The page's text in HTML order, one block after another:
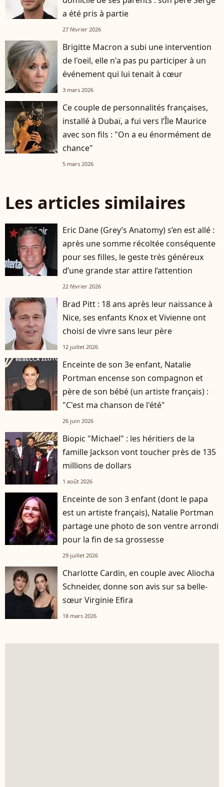
a été pris à partie
27 février 2026
Brigitte Macron a subi une intervention
de l'oeil, elle n'a pas pu participer à un
événement qui lui tenait à cœur
3 mars 2026
Ce couple de personnalités françaises,
installé à Dubaï, a fui vers l’Île Maurice
avec son fils : "On a eu énormément de
chance"
5 mars 2026
Les articles similaires
Eric Dane (Grey’s Anatomy) s’en est allé :
après une somme récoltée conséquente
pour ses filles, le geste très généreux
d’une grande star attire l’attention
22 février 2026
Brad Pitt : 18 ans après leur naissance à
Nice, ses enfants Knox et Vivienne ont
choisi de vivre sans leur père
12 juillet 2026
Enceinte de son 3e enfant, Natalie
Portman encense son compagnon et
père de son bébé (un artiste français) :
"C'est ma chanson de l'été"
26 juin 2026
Biopic "Michael" : les héritiers de la
famille Jackson vont toucher près de 135
millions de dollars
1 août 2026
Enceinte de son 3 enfant (dont le papa
est un artiste français), Natalie Portman
partage une photo de son ventre arrondi
pour la fin de sa grossesse
29 juillet 2026
Charlotte Cardin, en couple avec Aliocha
Schneider, donne son avis sur sa belle-
sœur Virginie Efira
18 mars 2026